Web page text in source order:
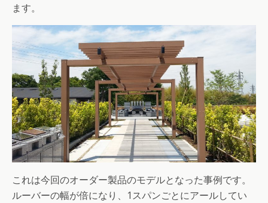
ます。
これは今回のオーダー製品のモデルとなった事例です。
ルーバーの幅が倍になり、1スパンごとにアールしてい